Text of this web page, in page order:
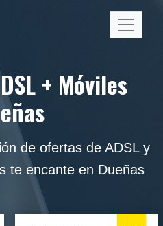
+ Móviles
de ofertas de ADSL y
te encante en Dueñas